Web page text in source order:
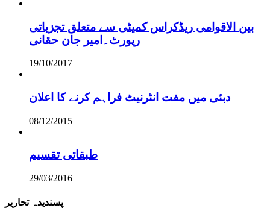
بین الاقوامی ریڈکراس کمیٹی سے متعلق تجزیاتی
رپورٹ۔امیر جان حقانی
19/10/2017
دبئی میں مفت انٹرنیٹ فراہم کرنے کا اعلان
08/12/2015
طبقاتی تقسیم
29/03/2016
پسندیدہ تحاریر